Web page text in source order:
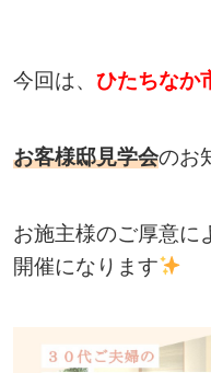
今回は、 ひたちなか
お客様邸見学会のお
お施主様のご厚意に
開催になります